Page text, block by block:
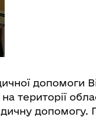
допомоги
території
допомогу.